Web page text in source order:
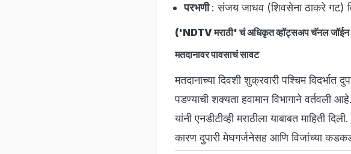
परभणी: संजय जाधव (शिवसेना ठाकरे गट)
('NDTV मराठी' चं अधिकृत व्हॉट्सअप चॅनल जॉईन
मतदानावर पावसाचं सावट
मतदानाच्या दिवशी शुक्रवारी पश्चिम
पडण्याची शक्यता हवामान विभागाने वर्तवली
यांनी एनडीटीव्ही मराठीला याबाबत माहिती
कारण दुपारी मेघगर्जनेसह आणि विजांच्या